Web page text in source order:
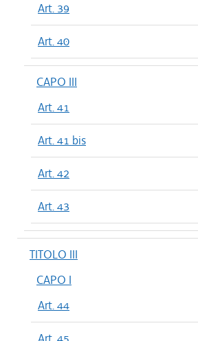
Art. 39
Art. 40
CAPO III
Art. 41
Art. 41 bis
Art. 42
Art. 43
TITOLO III
CAPO I
Art. 44